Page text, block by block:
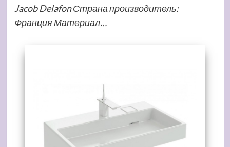
Jacob Delafon Страна производитель:
Франция Материал…